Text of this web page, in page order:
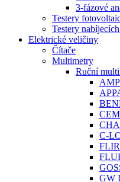
3-fázové
Testery
Testery
Elektrické veličiny
Čítače
Multimetry
Ruční
CEM
C-
FLIR
GW